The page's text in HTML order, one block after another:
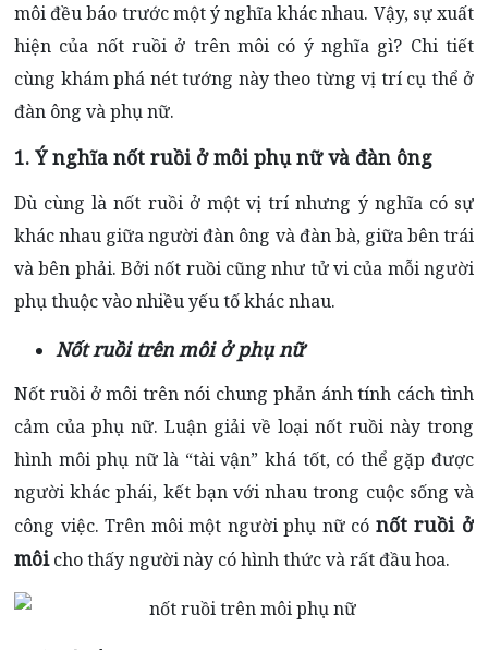
môi đều báo trước một ý nghĩa khác nhau. Vậy, sự xuất
hiện của nốt ruồi ở trên môi có ý nghĩa gì? Chi tiết
cùng khám phá nét tướng này theo từng vị trí cụ thể ở
đàn ông và phụ nữ.
1. Ý nghĩa nốt ruồi ở môi phụ nữ và đàn ông
Dù cùng là nốt ruồi ở một vị trí nhưng ý nghĩa có sự
khác nhau giữa người đàn ông và đàn bà, giữa bên trái
và bên phải. Bởi nốt ruồi cũng như tử vi của mỗi người
phụ thuộc vào nhiều yếu tố khác nhau.
Nốt ruồi trên môi ở phụ nữ
Nốt ruồi ở môi trên nói chung phản ánh tính cách tình
cảm của phụ nữ. Luận giải về loại nốt ruồi này trong
hình môi phụ nữ là “tài vận” khá tốt, có thể gặp được
người khác phái, kết bạn với nhau trong cuộc sống và
công việc. Trên môi một người phụ nữ có nốt ruồi ở
môicho thấy người này có hình thức và rất đầu hoa.